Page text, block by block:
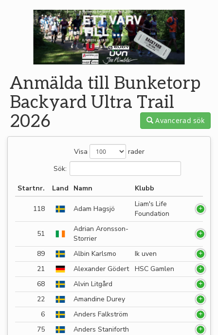
Anmälda till Bunketorp
Backyard Ultra Trail
2026
Avancerad sök
Visa
rader
Sök:
Startnr. Land Namn Klubb
118 Adam Hagsjö
Liam's Life
Foundation
51
Adrian Aronsson-
Storrier
89
Albin Karlsmo
Ik uven
21
Alexander Gödert
HSC Gamlen
68
Alvin Litgård
22
Amandine Durey
6
Anders Falkström
75
Anders Staniforth